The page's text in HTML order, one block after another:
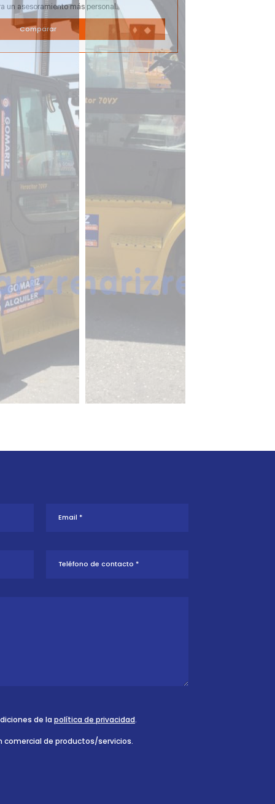
un asesoramiento más personal.
Comparar
de la política de privacidad.
comercial de productos/servicios.